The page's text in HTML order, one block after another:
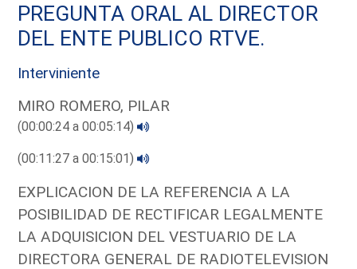
PREGUNTA ORAL AL DIRECTOR
DEL ENTE PUBLICO RTVE.
Interviniente
MIRO ROMERO, PILAR
(00:00:24 a 00:05:14)
(00:11:27 a 00:15:01)
EXPLICACION DE LA REFERENCIA A LA
POSIBILIDAD DE RECTIFICAR LEGALMENTE
LA ADQUISICION DEL VESTUARIO DE LA
DIRECTORA GENERAL DE RADIOTELEVISION